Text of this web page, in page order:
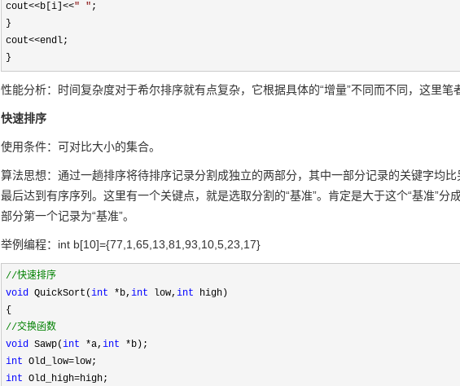
cout<<b[i] <<" " ;
}
cout<<endl;
}
性能分析：时间复杂度对于希尔排序就有点复杂，它根据具体的“增量”不同而不同，这里
快速排序
使用条件：可对比大小的集合。
算法思想：通过一趟排序将待排序记录分割成独立的两部分，其中一部分记录的关键字均
最后达到有序序列。这里有一个关键点，就是选取分割的“基准”。肯定是大于这个“基准”
部分第一个记录为“基准”。
举例编程：int b[10]={77,1,65,13,81,93,10,5,23,17}
//快速排序
void QuickSort(int *b, int low, int high)
{
//交换函数
void Sawp(int *a, int *b);
int Old_low=low;
int Old_high=high;